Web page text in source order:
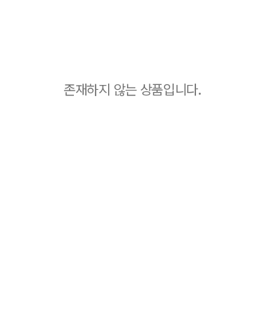
존재하지 않는 상품입니다.